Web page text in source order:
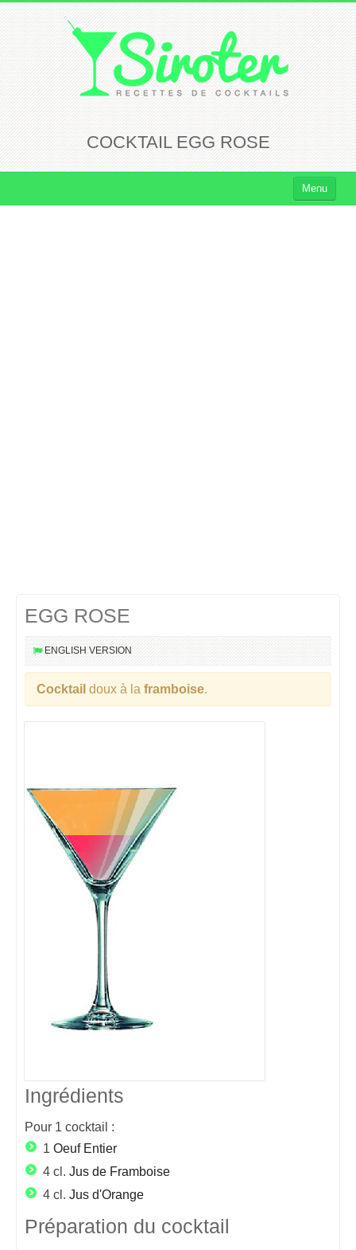
COCKTAIL EGG ROSE
Menu
EGG ROSE
ENGLISH VERSION
Cocktail doux à la framboise.
Ingrédients
Pour 1 cocktail :
1 Oeuf Entier
4 cl. Jus de Framboise
4 cl. Jus d'Orange
Préparation du cocktail